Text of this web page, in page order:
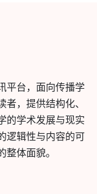
平台，面向传播学
，提供结构化、
的学术发展与现实
逻辑性与内容的可
体面貌。